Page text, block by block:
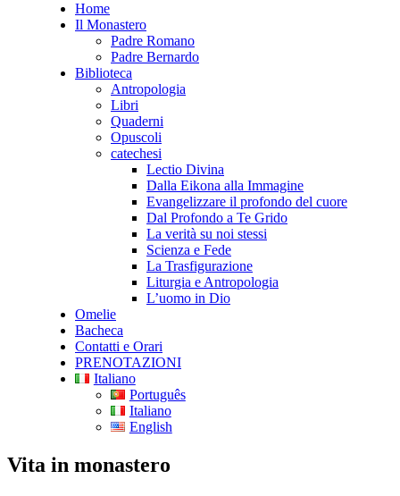
Home
Il Monastero
Padre Romano
Padre Bernardo
Biblioteca
Antropologia
Libri
Quaderni
Opuscoli
catechesi
Lectio Divina
Dalla Eikona alla Immagine
Evangelizzare il profondo del cuore
Dal Profondo a Te Grido
La verità su noi stessi
Scienza e Fede
La Trasfigurazione
Liturgia e Antropologia
L’uomo in Dio
Omelie
Bacheca
Contatti e Orari
PRENOTAZIONI
Italiano
Português
Italiano
English
Vita in monastero